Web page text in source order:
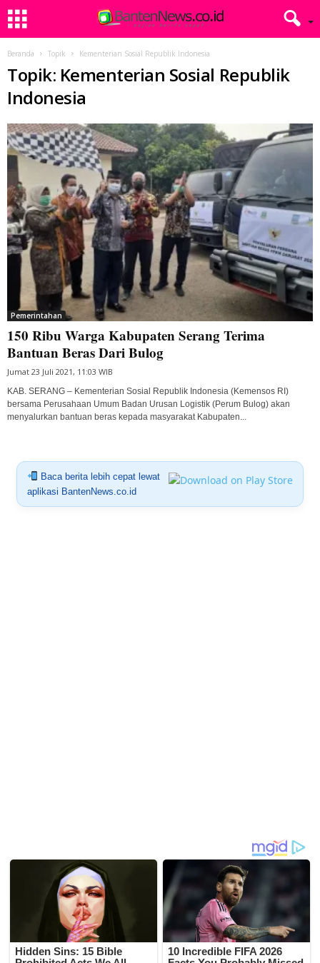
Beranda Topik Kementerian Sosial Republik Indonesia
Topik: Kementerian Sosial Republik
Indonesia
Pemerintahan
150 Ribu Warga Kabupaten Serang Terima
Bantuan Beras Dari Bulog
Jumat 23 Juli 2021, 11:03 WIB
KAB. SERANG – Kementerian Sosial Republik Indonesia (Kemensos RI)
bersama Perusahaan Umum Badan Urusan Logistik (Perum Bulog) akan
menyalurkan bantuan beras kepada masyarakat Kabupaten...
Baca berita lebih cepat lewat
aplikasi BantenNews.co.id